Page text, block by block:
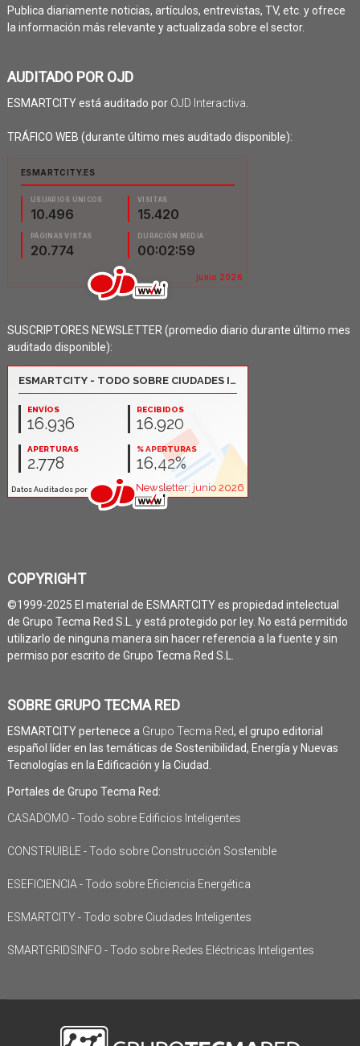
Publica diariamente noticias, artículos, entrevistas, TV, etc. y ofrece
la información más relevante y actualizada sobre el sector.
AUDITADO POR OJD
ESMARTCITY está auditado por OJD Interactiva
TRÁFICO WEB (durante último mes auditado disponible):
SUSCRIPTORES NEWSLETTER (promedio diario durante último mes
auditado disponible):
COPYRIGHT
©1999-2025 El material de ESMARTCITY es propiedad intelectual
de Grupo Tecma Red S.L. y está protegido por ley. No está permitido
utilizarlo de ninguna manera sin hacer referencia a la fuente y sin
permiso por escrito de Grupo Tecma Red S.L.
SOBRE GRUPO TECMA RED
ESMARTCITY pertenece a Grupo Tecma Red, el grupo editorial
español líder en las temáticas de Sostenibilidad, Energía y Nuevas
Tecnologías en la Edificación y la Ciudad.
Portales de Grupo Tecma Red:
CASADOMO - Todo sobre Edificios Inteligentes
CONSTRUIBLE - Todo sobre Construcción Sostenible
ESEFICIENCIA - Todo sobre Eficiencia Energética
ESMARTCITY - Todo sobre Ciudades Inteligentes
SMARTGRIDSINFO - Todo sobre Redes Eléctricas Inteligentes